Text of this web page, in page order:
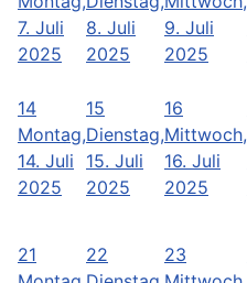
7. Juli
2025
8. Juli
2025
9. Juli
2025
14
Montag,
14. Juli
2025
15
Dienstag,
15. Juli
2025
16
Mittwoch,
16. Juli
2025
21
22
23